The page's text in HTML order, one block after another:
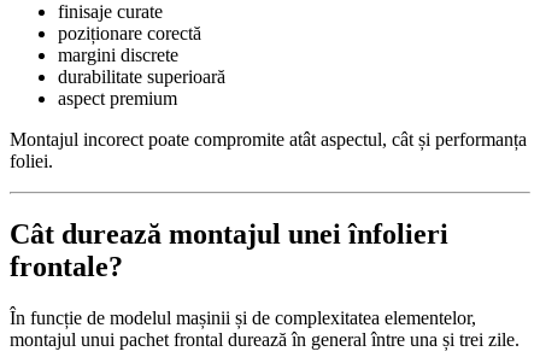
finisaje curate
poziționare corectă
margini discrete
durabilitate superioară
aspect premium
Montajul incorect poate compromite atât aspectul, cât și performanța
foliei.
Cât durează montajul unei înfolieri
frontale?
În funcție de modelul mașinii și de complexitatea elementelor,
montajul unui pachet frontal durează în general între una și trei zile.